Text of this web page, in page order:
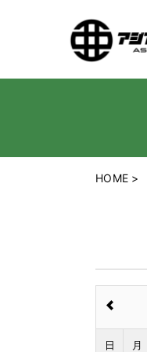
HOME
日 月